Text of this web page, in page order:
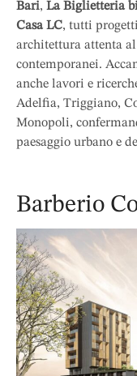
Bari, La Biglietteria
Casa LC, tutti
architettura attenta
contemporanei.
anche lavori e
Adelfia, Triggiano,
Monopoli,
paesaggio urbano e
Barberio